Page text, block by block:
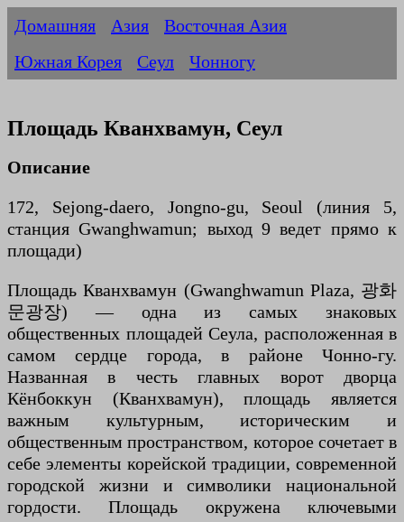
Домашняя Азия
Восточная Азия
Южная Корея
Сеул Чонногу
Площадь Кванхвамун, Сеул
Описание
172, Sejong-daero, Jongno-gu, Seoul (линия 5,
станция Gwanghwamun; выход 9 ведет прямо к
площади)
Площадь Кванхвамун (Gwanghwamun Plaza, 광화
문광장) — одна из самых знаковых
общественных площадей Сеула, расположенная в
самом сердце города, в районе Чонно-гу.
Названная в честь главных ворот дворца
Кёнбоккун (Кванхвамун), площадь является
важным культурным, историческим и
общественным пространством, которое сочетает в
себе элементы корейской традиции, современной
городской жизни и символики национальной
гордости. Площадь окружена ключевыми